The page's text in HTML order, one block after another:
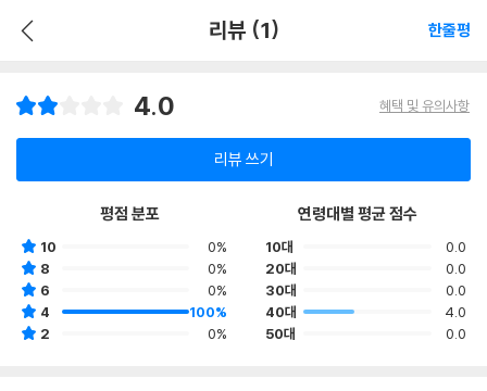
리뷰 (1) 한줄평
4.0 혜택 및 유의사항
리뷰 쓰기
평점 분포
10
0%
8
0%
6
0%
4
100%
2
0%
연령대별 평균 점수
10대
0.0
20대
0.0
30대
0.0
40대
4.0
50대
0.0